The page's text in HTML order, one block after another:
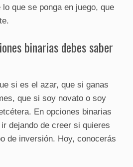
que se ponga en juego, que
binarias debes saber
si es el azar, que si ganas
que si soy novato o soy
En opciones binarias
dejando de creer si quieres
de inversión. Hoy, conocerás